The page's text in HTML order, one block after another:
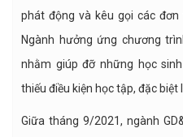
phát động và kêu gọi các
Ngành hưởng ứng chương
nhằm giúp đỡ những học
thiếu điều kiện học tập, đặc biệt
Giữa tháng 9/2021, ngành